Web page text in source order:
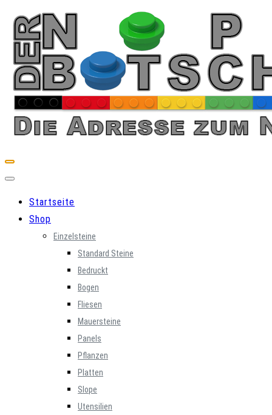
Skip
content
Startseite
Shop
Einzelsteine
Standard Steine
Bedruckt
Bogen
Fliesen
Mauersteine
Panels
Pflanzen
Platten
Slope
Utensilien